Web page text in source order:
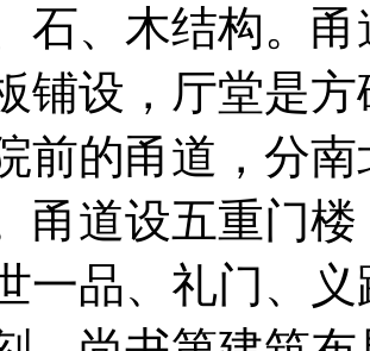
石、木结构。
铺设，厅堂是
前的甬道，分
甬道设五重门
一品、礼门、